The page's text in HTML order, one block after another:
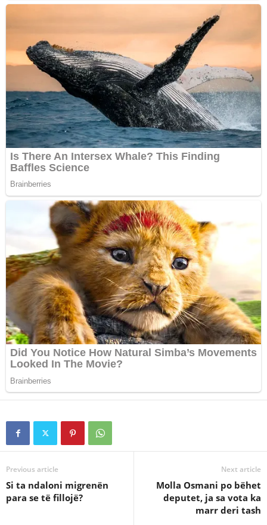
Previous article
Si ta ndaloni migrenën
para se të fillojë?
Next article
Molla Osmani po bëhet
deputet, ja sa vota ka
marr deri tash